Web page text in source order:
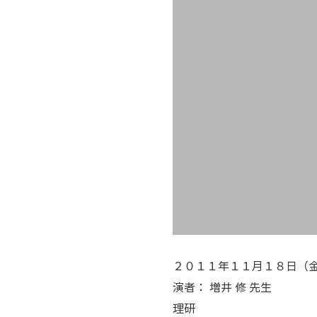
２０１１年１１月１８日（
演者： 増井 修 先生
理研